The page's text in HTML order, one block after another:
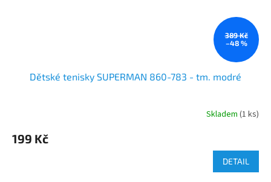
389 Kč
–48 %
Dětské tenisky SUPERMAN 860-783 - tm. modré
Skladem (1 ks)
199 Kč
DETAIL